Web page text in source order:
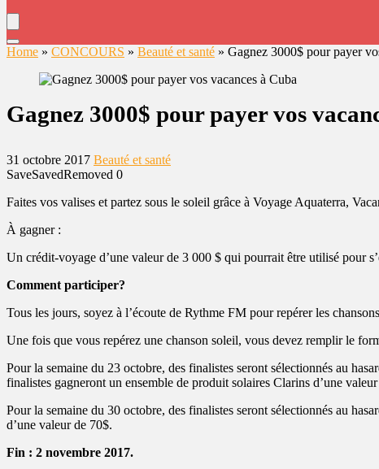
Home » CONCOURS » Beauté et santé » Gagnez 3000$ pour payer
Gagnez 3000$ pour payer vos
31 octobre 2017 Beauté et santé
SaveSavedRemoved 0
Faites vos valises et partez sous le soleil grâce à Voyage Aquaterra,
À gagner :
Un crédit-voyage d’une valeur de 3 000 $ qui pourrait être utilisé pour
Comment participer?
Tous les jours, soyez à l’écoute de Rythme FM pour repérer les
Une fois que vous repérez une chanson soleil, vous devez remplir le
Pour la semaine du 23 octobre, des finalistes seront sélectionnés au
finalistes gagneront un ensemble de produit solaires Clarins d’une
Pour la semaine du 30 octobre, des finalistes seront sélectionnés au
d’une valeur de 70$.
Fin : 2 novembre 2017.